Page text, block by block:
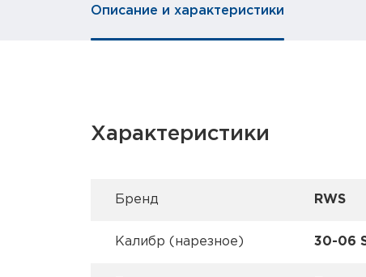
Описание и характеристики
Характеристики
Брeнд RWS
Калибр (нарезное) 30-06